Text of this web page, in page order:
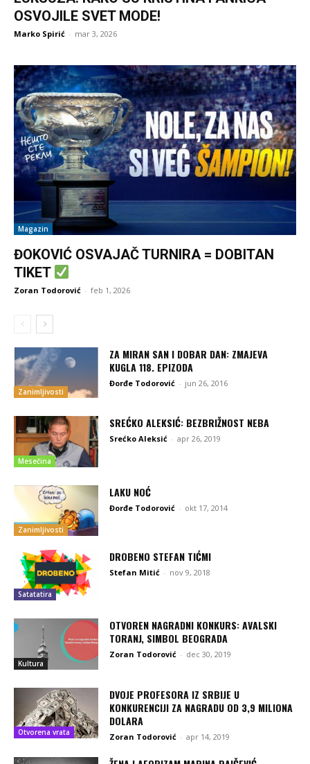
OSVOJILE SVET MODE!
Marko Spirić - mar 3, 2026
Magazin
ĐOKOVIĆ OSVAJAČ TURNIRA = DOBITAN
TIKET
Zoran Todorović - feb 1, 2026
Zanimljivosti
ZA MIRAN SAN I DOBAR DAN: ZMAJEVA
KUGLA 118. EPIZODA
Đorđe Todorović - jun 26, 2016
Mesečina
SREĆKO ALEKSIĆ: BEZBRIŽNOST NEBA
Srećko Aleksić - apr 26, 2019
Zanimljivosti
LAKU NOĆ
Đorđe Todorović - okt 17, 2014
Satatatira
DROBENO STEFAN TIĆMI
Stefan Mitić - nov 9, 2018
Kultura
OTVOREN NAGRADNI KONKURS: AVALSKI
TORANJ, SIMBOL BEOGRADA
Zoran Todorović - dec 30, 2019
Otvorena vrata
DVOJE PROFESORA IZ SRBIJE U
KONKURENCIJI ZA NAGRADU OD 3,9 MILIONA
DOLARA
Zoran Todorović - apr 14, 2019